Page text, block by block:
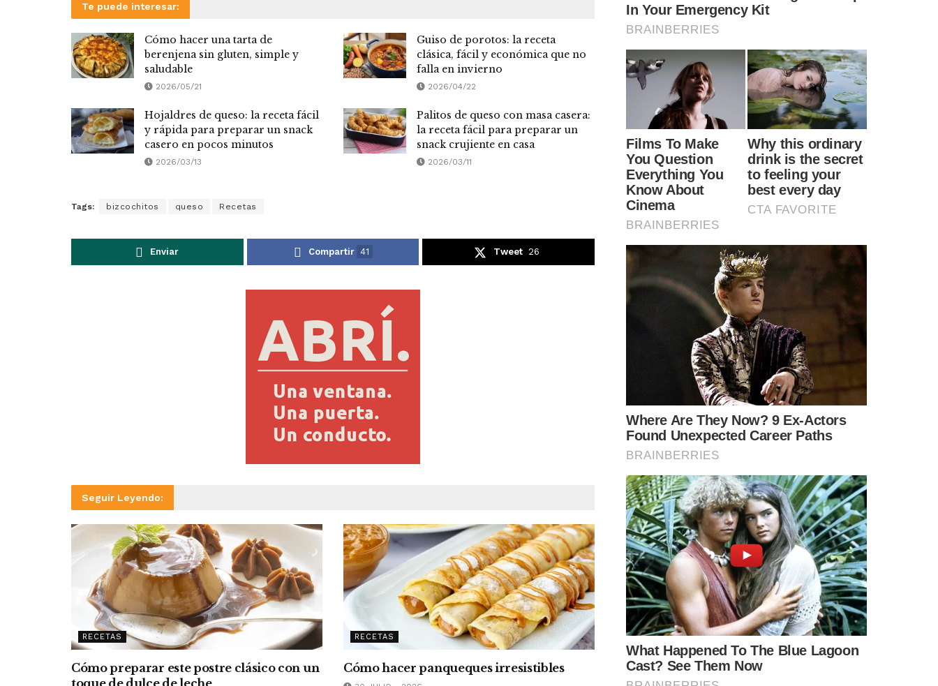
Te puede interesar:
Cómo hacer una tarta de
berenjena sin gluten, simple y
saludable
2026/05/21
Guiso de porotos: la receta
clásica, fácil y económica que no
falla en invierno
2026/04/22
Hojaldres de queso: la receta fácil
y rápida para preparar un snack
casero en pocos minutos
2026/03/13
Palitos de queso con masa casera:
la receta fácil para preparar un
snack crujiente en casa
2026/03/11
Tags: bizcochitos queso Recetas
Enviar Compartir 41 Tweet 26
Seguir Leyendo:
RECETAS
Cómo preparar este postre clásico con un
RECETAS
Cómo hacer panqueques irresistibles